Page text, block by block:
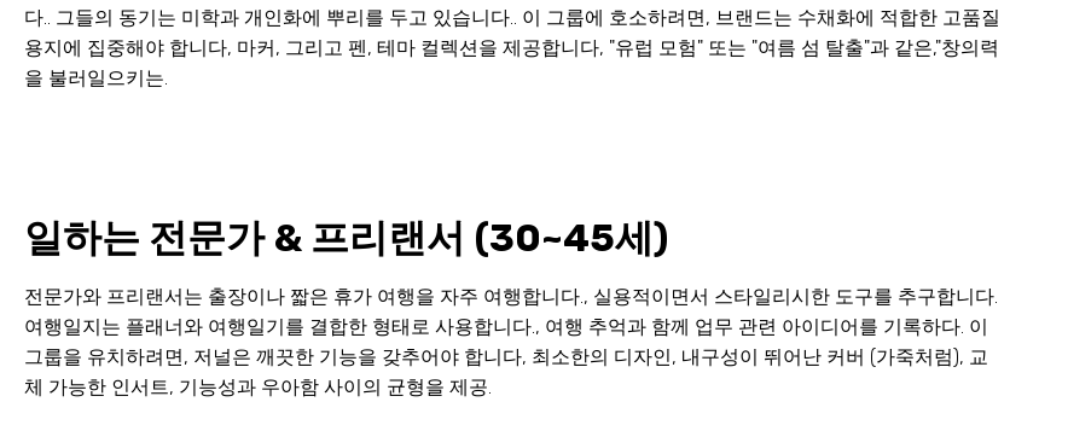
다.. 그들의 동기는 미학과 개인화에 뿌리를 두고 있습니다.. 이 그룹에 호소하려면, 브랜드는 수채화에 적합한 고품질
용지에 집중해야 합니다, 마커, 그리고 펜, 테마 컬렉션을 제공합니다, "유럽 모험" 또는 "여름 섬 탈출"과 같은,"창의력
을 불러일으키는.
일하는 전문가 & 프리랜서 (30~45세)
전문가와 프리랜서는 출장이나 짧은 휴가 여행을 자주 여행합니다., 실용적이면서 스타일리시한 도구를 추구합니다.
여행일지는 플래너와 여행일기를 결합한 형태로 사용합니다., 여행 추억과 함께 업무 관련 아이디어를 기록하다. 이
그룹을 유치하려면, 저널은 깨끗한 기능을 갖추어야 합니다, 최소한의 디자인, 내구성이 뛰어난 커버 (가죽처럼), 교
체 가능한 인서트, 기능성과 우아함 사이의 균형을 제공.